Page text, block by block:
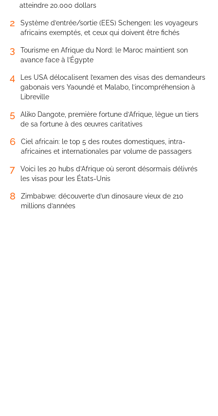
atteindre 20.000 dollars
2
Système d’entrée/sortie (EES) Schengen: les voyageurs
africains exemptés, et ceux qui doivent être fichés
3
Tourisme en Afrique du Nord: le Maroc maintient son
avance face à l’Égypte
4
Les USA délocalisent l’examen des visas des demandeurs
gabonais vers Yaoundé et Malabo, l’incompréhension à
Libreville
5
Aliko Dangote, première fortune d’Afrique, lègue un tiers
de sa fortune à des œuvres caritatives
6
Ciel africain: le top 5 des routes domestiques, intra-
africaines et internationales par volume de passagers
7
Voici les 20 hubs d’Afrique où seront désormais délivrés
les visas pour les États-Unis
8
Zimbabwe: découverte d’un dinosaure vieux de 210
millions d’années